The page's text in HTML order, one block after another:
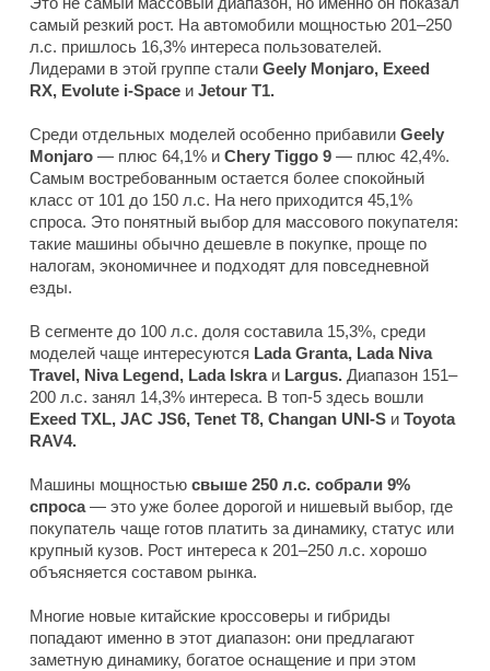
самый резкий рост. На автомобили мощностью 201–250
л.с. пришлось 16,3% интереса пользователей.
Лидерами в этой группе стали Geely Monjaro, Exeed
RX, Evolute i-Space и Jetour T1.
Среди отдельных моделей особенно прибавили Geely
Monjaro — плюс 64,1% и Chery Tiggo 9 — плюс 42,4%.
Самым востребованным остается более спокойный
класс от 101 до 150 л.с. На него приходится 45,1%
спроса. Это понятный выбор для массового покупателя:
такие машины обычно дешевле в покупке, проще по
налогам, экономичнее и подходят для повседневной
езды.
В сегменте до 100 л.с. доля составила 15,3%, среди
моделей чаще интересуются Lada Granta, Lada Niva
Travel, Niva Legend, Lada Iskra и Largus. Диапазон 151–
200 л.с. занял 14,3% интереса. В топ-5 здесь вошли
Exeed TXL, JAC JS6, Tenet T8, Changan UNI-S и Toyota
RAV4.
Машины мощностью свыше 250 л.с. собрали 9%
спроса— это уже более дорогой и нишевый выбор, где
покупатель чаще готов платить за динамику, статус или
крупный кузов. Рост интереса к 201–250 л.с. хорошо
объясняется составом рынка.
Многие новые китайские кроссоверы и гибриды
попадают именно в этот диапазон: они предлагают
заметную динамику, богатое оснащение и при этом